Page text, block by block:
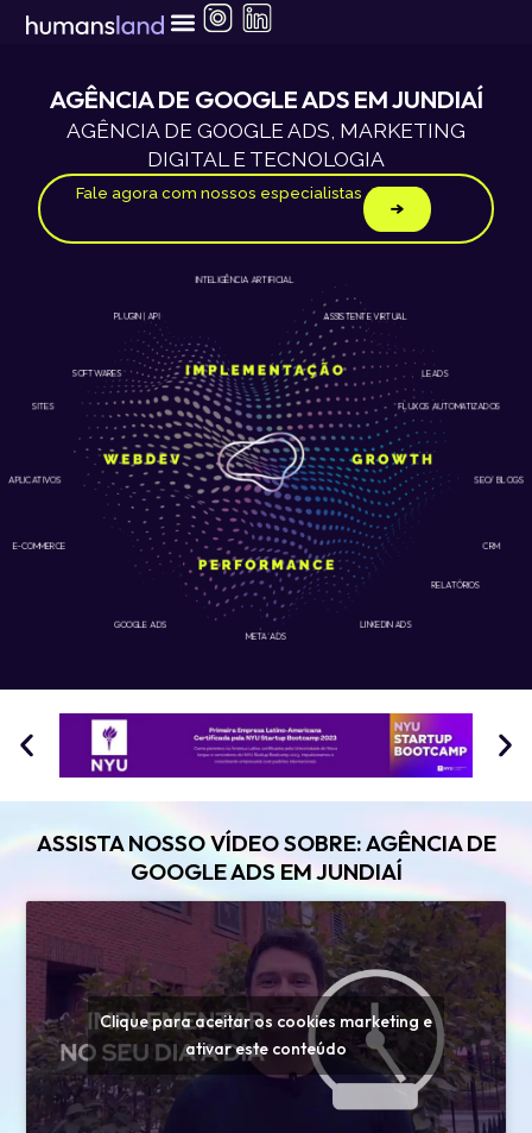
para
conteúdoAGÊNCIA DE GOOGLE ADS EM JUNDIAÍ
AGÊNCIA DE GOOGLE ADS, MARKETING
DIGITAL E TECNOLOGIA
Fale agora com nossos especialistas
GOOGLE ADS LINKEDIN ADS
APLICATIVOS
SITES
E-COMMERCE
META ADS
CRM
RELATÓRIOS
SEO/ BLOGS
FLUXOS AUTOMATIZADOS
INTELIGÊNCIA ARTIFICIAL
PLUGIN | API
SOFTWARES
ASSISTENTE VIRTUAL
LEADS
ASSISTA NOSSO VÍDEO SOBRE: AGÊNCIA DE
GOOGLE ADS EM JUNDIAÍ
Clique para aceitar os cookies marketing e
ativar este conteúdo